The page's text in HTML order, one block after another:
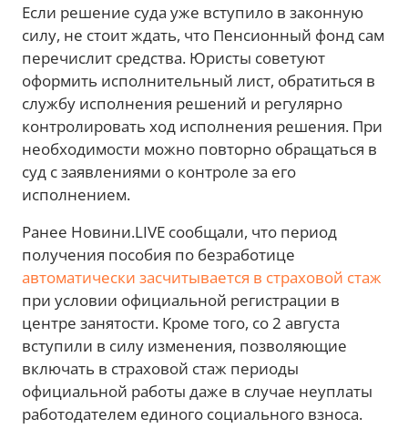
Если решение суда уже вступило в законную
силу, не стоит ждать, что Пенсионный фонд сам
перечислит средства. Юристы советуют
оформить исполнительный лист, обратиться в
службу исполнения решений и регулярно
контролировать ход исполнения решения. При
необходимости можно повторно обращаться в
суд с заявлениями о контроле за его
исполнением.
Ранее Новини.LIVE сообщали, что период
получения пособия по безработице
автоматически засчитывается в страховой стаж
при условии официальной регистрации в
центре занятости. Кроме того, со 2 августа
вступили в силу изменения, позволяющие
включать в страховой стаж периоды
официальной работы даже в случае неуплаты
работодателем единого социального взноса.